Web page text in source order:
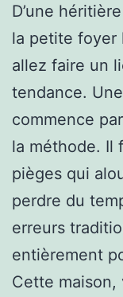
D’une
la petite foyer
allez faire un
tendance.
commence
la méthode. Il
pièges qui
perdre du
erreurs
entièrement
Cette maison,